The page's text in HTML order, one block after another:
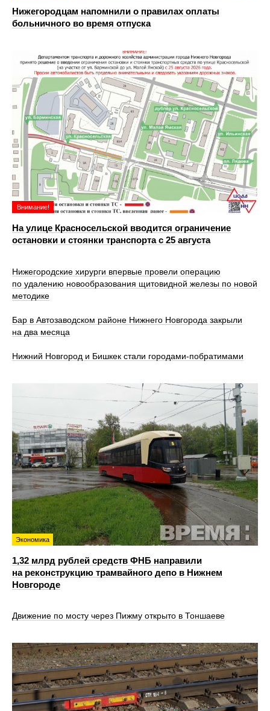
Нижегородцам напомнили о правилах оплаты
больничного во время отпуска
Внимание!
На улице Красносельской вводится ограничение
остановки и стоянки транспорта с 25 августа
Нижегородские хирурги впервые провели операцию
по удалению новообразования щитовидной железы по новой
методике
Бар в Автозаводском районе Нижнего Новгорода закрыли
на два месяца
Нижний Новгород и Бишкек стали городами-побратимами
Экономика
1,32 млрд рублей средств ФНБ направили
на реконструкцию трамвайного депо в Нижнем
Новгороде
Движение по мосту через Пижму открыто в Тоншаеве